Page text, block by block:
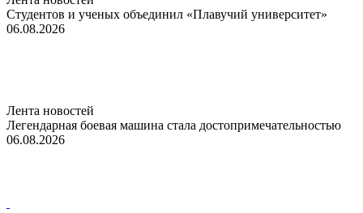
Студентов и ученых объединил «Плавучий университет»
06.08.2026
Лента новостей
Легендарная боевая машина стала достопримечательностью
06.08.2026